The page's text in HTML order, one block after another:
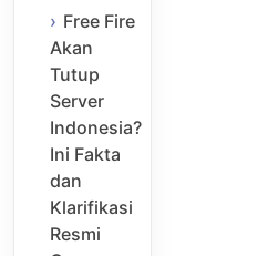
Free Fire
Akan
Tutup
Server
Indonesia?
Ini Fakta
dan
Klarifikasi
Resmi